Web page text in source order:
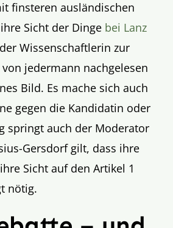
finsteren ausländischen
Sicht der Dinge bei Lanz
Wissenschaftlerin zur
jedermann nachgelesen
Bild. Es mache sich auch
gegen die Kandidatin oder
springt auch der Moderator
Gersdorf gilt, dass ihre
Sicht auf den Artikel 1
nötig.